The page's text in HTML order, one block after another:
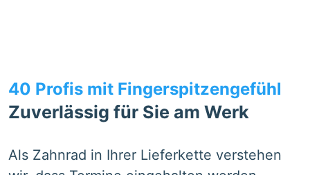
Zuverlässig für Sie am Werk
40 Profis mit Fingerspitzengefühl
Als Zahnrad in Ihrer Lieferkette verstehen